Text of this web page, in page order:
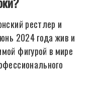
рестлер и
2024 года жив и
фигурой в мире